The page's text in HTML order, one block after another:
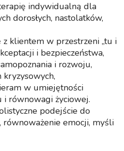
indywidualną dla
dorosłych, nastolatków,
klientem w przestrzeni „tu i
i bezpieczeństwa,
i rozwoju,
kryzysowych,
w umiejętności
i równowagi życiowej.
podejście do
równoważenie emocji, myśli